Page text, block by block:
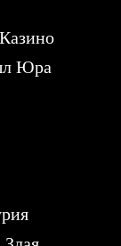
Казино
Юра